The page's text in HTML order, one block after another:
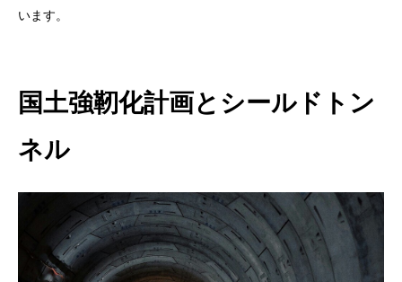
います。
国土強靭化計画とシールドトン
ネル